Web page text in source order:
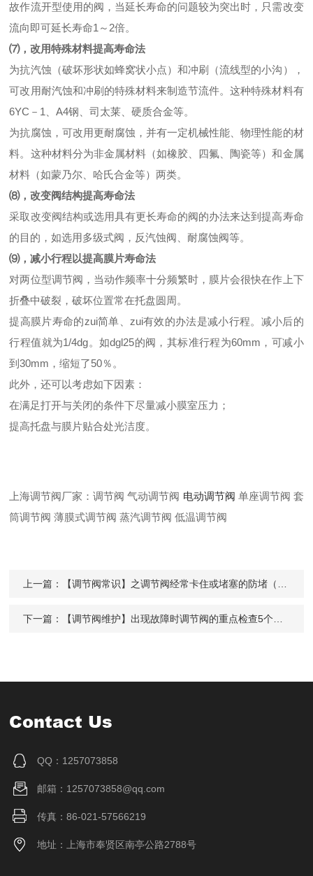
故作流开型使用的阀，当延长寿命的问题较为突出时，只需改变
流向即可延长寿命1～2倍。
⑺，改用特殊材料提高寿命法
为抗汽蚀（破坏形状如蜂窝状小点）和冲刷（流线型的小沟），
可改用耐汽蚀和冲刷的特殊材料来制造节流件。这种特殊材料有
6YC－1、A4钢、司太莱、硬质合金等。
为抗腐蚀，可改用更耐腐蚀，并有一定机械性能、物理性能的材
料。这种材料分为非金属材料（如橡胶、四氟、陶瓷等）和金属
材料（如蒙乃尔、哈氏合金等）两类。
⑻，改变阀结构提高寿命法
采取改变阀结构或选用具有更长寿命的阀的办法来达到提高寿命
的目的，如选用多级式阀，反汽蚀阀、耐腐蚀阀等。
⑼，减小行程以提高膜片寿命法
对两位型调节阀，当动作频率十分频繁时，膜片会很快在作上下
折叠中破裂，破坏位置常在托盘圆周。
提高膜片寿命的zui简单、zui有效的办法是减小行程。减小后的
行程值就为1/4dg。如dgl25的阀，其标准行程为60mm，可减小
到30mm，缩短了50％。
此外，还可以考虑如下因素：
在满足打开与关闭的条件下尽量减小膜室压力；
提高托盘与膜片贴合处光洁度。
上海调节阀厂家：调节阀 气动调节阀 电动调节阀 单座调节阀 套
筒调节阀 薄膜式调节阀 蒸汽调节阀 低温调节阀
上一篇： 【调节阀常识】之调节阀经常卡住或堵塞的防堵（卡）6种消除方法
下一篇： 【调节阀维护】出现故障时调节阀的重点检查5个部位
Contact Us
QQ：1257073858
邮箱：1257073858@qq.com
传真：86-021-57566219
地址：上海市奉贤区南亭公路2788号